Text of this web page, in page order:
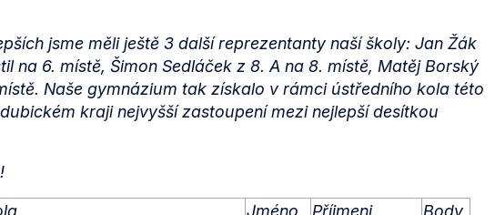
jsme měli ještě 3 další reprezentanty naší školy: Jan Žák
na 6. místě, Šimon Sedláček z 8. A na 8. místě, Matěj Borský
Naše gymnázium tak získalo v rámci ústředního kola této
kraji nejvyšší zastoupení mezi nejlepší desítkou
Jméno Příjmeni
Body